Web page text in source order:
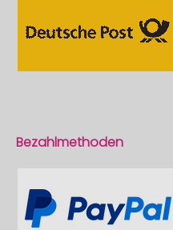
Bezahlmethoden